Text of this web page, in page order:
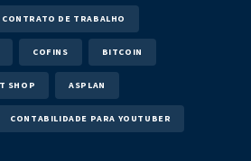
CONTRATO DE TRABALHO
COFINS BITCOIN
SHOP ASPLAN
CONTABILIDADE PARA YOUTUBER